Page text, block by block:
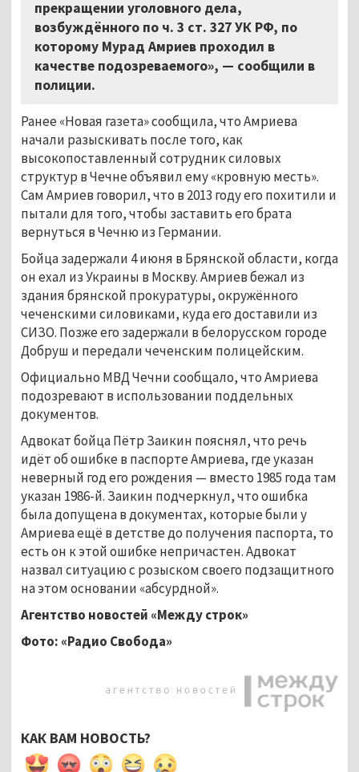
прекращении уголовного дела,
возбуждённого по ч. 3 ст. 327 УК РФ, по
которому Мурад Амриев проходил в
качестве подозреваемого», — сообщили в
полиции.
Ранее «Новая газета» сообщила, что Амриева
начали разыскивать после того, как
высокопоставленный сотрудник силовых
структур в Чечне объявил ему «кровную месть».
Сам Амриев говорил, что в 2013 году его похитили и
пытали для того, чтобы заставить его брата
вернуться в Чечню из Германии.
Бойца задержали 4 июня в Брянской области, когда
он ехал из Украины в Москву. Амриев бежал из
здания брянской прокуратуры, окружённого
чеченскими силовиками, куда его доставили из
СИЗО. Позже его задержали в белорусском городе
Добруш и передали чеченским полицейским.
Официально МВД Чечни сообщало, что Амриева
подозревают в использовании поддельных
документов.
Адвокат бойца Пётр Заикин пояснял, что речь
идёт об ошибке в паспорте Амриева, где указан
неверный год его рождения — вместо 1985 года там
указан 1986-й. Заикин подчеркнул, что ошибка
была допущена в документах, которые были у
Амриева ещё в детстве до получения паспорта, то
есть он к этой ошибке непричастен. Адвокат
назвал ситуацию с розыском своего подзащитного
на этом основании «абсурдной».
Агентство новостей «Между строк»
Фото: «Радио Свобода»
КАК ВАМ НОВОСТЬ?